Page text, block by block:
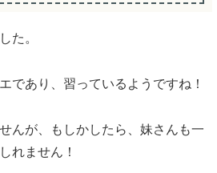
た。
であり、習っているようですね！
んが、もしかしたら、妹さんも一
れません！